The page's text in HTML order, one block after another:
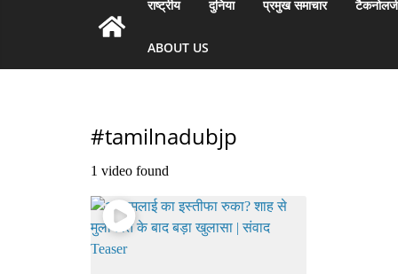
राष्ट्रीय दुनिया प्रमुख समाचार
ABOUT US
#tamilnadubjp
1 video found